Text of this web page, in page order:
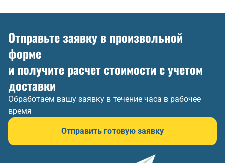
Отправьте заявку в произвольной
форме
и получите расчет стоимости с учетом
доставки
Обработаем вашу заявку в течение часа в рабочее
время
Отправить готовую заявку